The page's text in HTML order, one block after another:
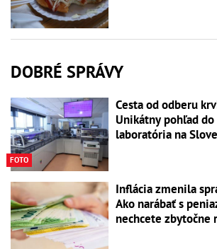
DOBRÉ SPRÁVY
FOTO
Cesta od odberu
Unikátny pohľad
laboratória na
Inflácia zmenila
Ako narábať s
nechcete zbytočne